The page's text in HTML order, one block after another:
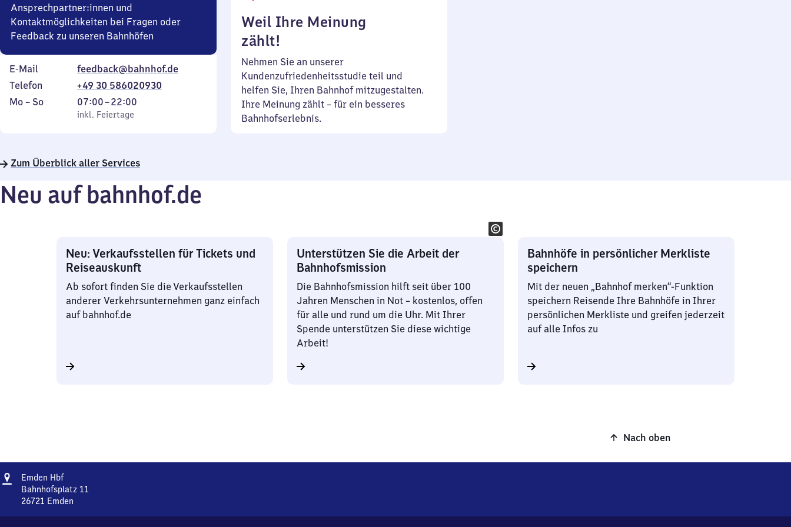
Ansprechpartner:innen und
Kontaktmöglichkeiten bei Fragen oder
Feedback zu unseren Bahnhöfen
E-Mail
feedback@bahnhof.de
Telefon
+49 30 586020930
Montag
Mo – So,
inkl. Feiertage
07:00–22:00
Von
7
22
inkl. Feiertage
Weil Ihre Meinung
zählt!
Nehmen Sie an unserer
Kundenzufriedenheitsstudie teil und
helfen Sie, Ihren Bahnhof mitzugestalten.
Ihre Meinung zählt – für ein besseres
Bahnhofserlebnis.
Zum Überblick aller Services
Neu auf bahnhof.de
Neu: Verkaufsstellen für Tickets und
Reiseauskunft
Ab sofort finden Sie die Verkaufsstellen
anderer Verkehrsunternehmen ganz einfach
auf bahnhof.de
Unterstützen Sie die Arbeit der
Bahnhofsmission
Die Bahnhofsmission hilft seit über 100
Jahren Menschen in Not – kostenlos, offen
für alle und rund um die Uhr. Mit Ihrer
Spende unterstützen Sie diese wichtige
Arbeit!
Bahnhöfe in persönlicher Merkliste
speichern
Mit der neuen „Bahnhof merken“-Funktion
speichern Reisende Ihre Bahnhöfe in Ihrer
persönlichen Merkliste und greifen jederzeit
auf alle Infos zu
Nach oben
Adresse
Emden HbfEmden
Hauptbahnhof
Bahnhofsplatz 11
26721 Emden